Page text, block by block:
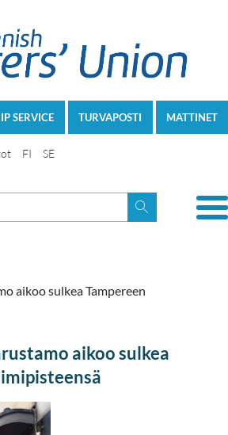
MATTINET
TURVAPOSTI
SERVICE
FI SE
aikoo sulkea Tampereen
aikoo sulkea